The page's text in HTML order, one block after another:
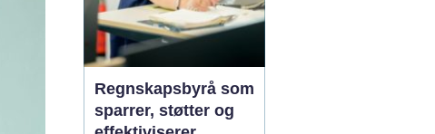
Regnskapsbyrå som
sparrer, støtter og